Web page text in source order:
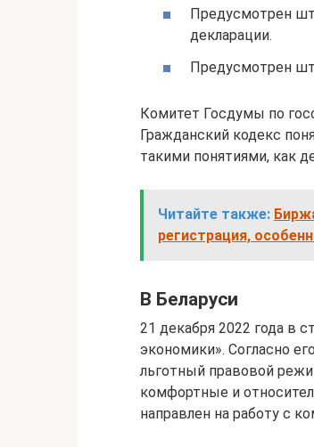
Предусмотрен
декларации.
Предусмотрен
Комитет Госдумы по
Гражданский кодекс
такими понятиями, как
Читайте также:
регистрация,
В Беларуси
21 декабря 2022 года в
экономики». Согласно
льготный правовой
комфортные и
направлен на работу с